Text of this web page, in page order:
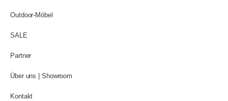
Outdoor-Möbel
SALE
Partner
Über uns | Showroom
Kontakt